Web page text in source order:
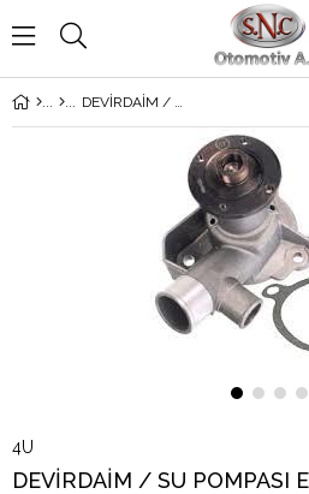
DEVİRDAİM / SU POMPASI E30 M20
4U
DEVİRDAİM / SU POMPASI